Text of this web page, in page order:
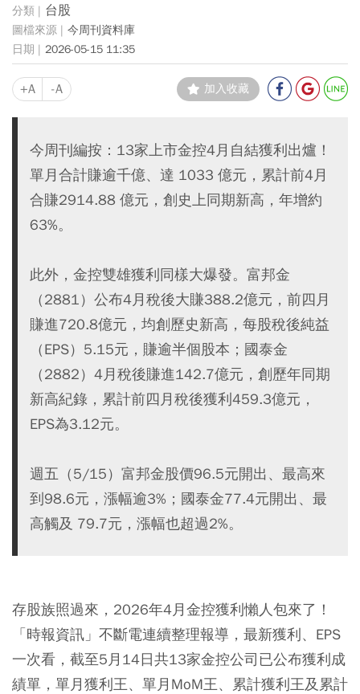
台股
今周刊資料庫
2026-05-15 11:35
+A -A 加入收藏
今周刊編按：13家上市金控4月自結獲利出爐！
單月合計賺逾千億、達 1033 億元，累計前4月
合賺2914.88 億元，創史上同期新高，年增約
63%。
此外，金控雙雄獲利同樣大爆發。富邦金
（2881）公布4月稅後大賺388.2億元，前四月
賺進720.8億元，均創歷史新高，每股稅後純益
（EPS）5.15元，賺逾半個股本；國泰金
（2882）4月稅後賺進142.7億元，創歷年同期
新高紀錄，累計前四月稅後獲利459.3億元，
EPS為3.12元。
週五（5/15）富邦金股價96.5元開出、最高來
到98.6元，漲幅逾3%；國泰金77.4元開出、最
高觸及 79.7元，漲幅也超過2%。
存股族照過來，2026年4月金控獲利懶人包來了！
「時報資訊」不斷電連續整理報導，最新獲利、EPS
一次看，截至5月14日共13家金控公司已公布獲利成
績單，單月獲利王、單月MoM王、累計獲利王及累計